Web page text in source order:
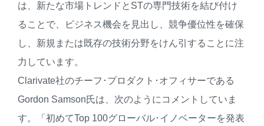
は、新たな市場トレンドとSTの専門技術を結び付け
ることで、ビジネス機会を見出し、競争優位性を確保
し、新規または既存の技術分野をけん引することに注
力しています。
Clarivate社のチーフ･プロダクト･オフィサーである
Gordon Samson氏は、次のようにコメントしていま
す。「初めてTop 100グローバル･イノベーターを発表